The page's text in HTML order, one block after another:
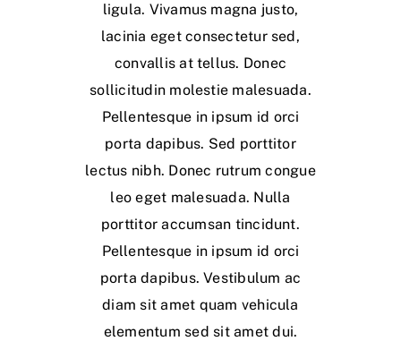
ligula. Vivamus magna justo,
lacinia eget consectetur sed,
convallis at tellus. Donec
sollicitudin molestie malesuada.
Pellentesque in ipsum id orci
porta dapibus. Sed porttitor
lectus nibh. Donec rutrum congue
leo eget malesuada. Nulla
porttitor accumsan tincidunt.
Pellentesque in ipsum id orci
porta dapibus. Vestibulum ac
diam sit amet quam vehicula
elementum sed sit amet dui.